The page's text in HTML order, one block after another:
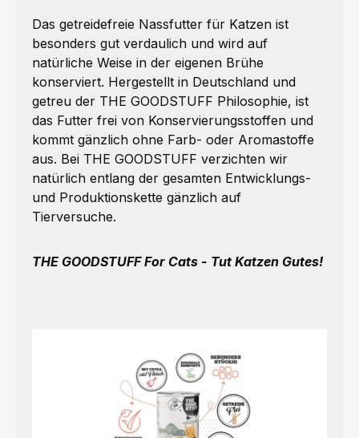
Das getreidefreie Nassfutter für Katzen ist
besonders gut verdaulich und wird auf
natürliche Weise in der eigenen Brühe
konserviert. Hergestellt in Deutschland und
getreu der THE GOODSTUFF Philosophie, ist
das Futter frei von Konservierungsstoffen und
kommt gänzlich ohne Farb- oder Aromastoffe
aus. Bei THE GOODSTUFF verzichten wir
natürlich entlang der gesamten Entwicklungs-
und Produktionskette gänzlich auf
Tierversuche.
THE GOODSTUFF For Cats - Tut Katzen Gutes!